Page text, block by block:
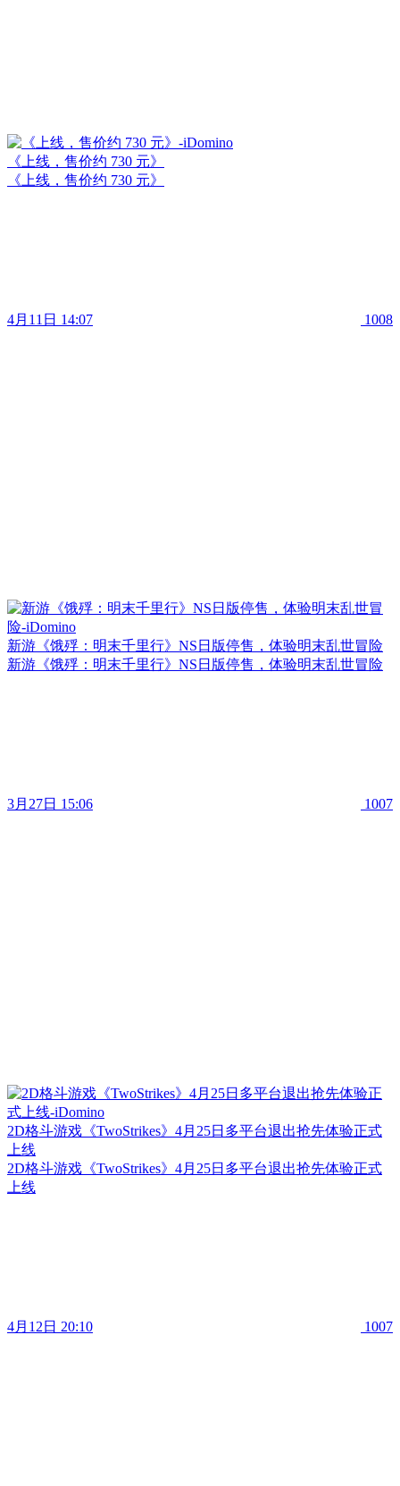
《上线，售价约 730 元》
《上线，售价约 730 元》
4月11日 14:07 1008
新游《饿殍：明末千里行》NS日版停售，体验明末乱世冒险
新游《饿殍：明末千里行》NS日版停售，体验明末乱世冒险
3月27日 15:06 1007
2D格斗游戏《TwoStrikes》4月25日多平台退出抢先体验正式
上线
2D格斗游戏《TwoStrikes》4月25日多平台退出抢先体验正式
上线
4月12日 20:10 1007